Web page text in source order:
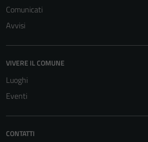
Comunicati
Avvisi
VIVERE IL COMUNE
Luoghi
Eventi
CONTATTI